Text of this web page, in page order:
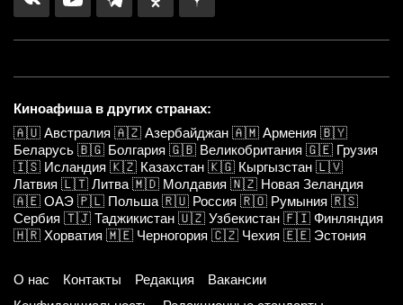
Киноафиша в других странах:
🇦🇺 Австралия 🇦🇿 Азербайджан 🇦🇲 Армения 🇧🇾
Беларусь 🇧🇬 Болгария 🇬🇧 Великобритания 🇬🇪 Грузия
🇮🇸 Исландия 🇰🇿 Казахстан 🇰🇬 Кыргызстан 🇱🇻
Латвия 🇱🇹 Литва 🇲🇩 Молдавия 🇳🇿 Новая Зеландия
🇦🇪 ОАЭ 🇵🇱 Польша 🇷🇺 Россия 🇷🇴 Румыния 🇷🇸
Сербия 🇹🇯 Таджикистан 🇺🇿 Узбекистан 🇫🇮 Финляндия
🇭🇷 Хорватия 🇲🇪 Черногория 🇨🇿 Чехия 🇪🇪 Эстония
О нас Контакты Редакция
Вакансии